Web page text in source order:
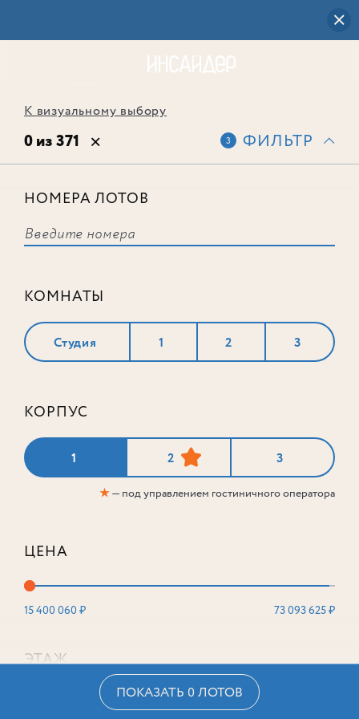
К визуальному выбору
0 из 371 3 ФИЛЬТР
НОМЕРА ЛОТОВ
КОМНАТЫ
Студия 1 2 3
КОРПУС
1 2 3
★— под управлением гостиничного оператора
ЦЕНА
15 400 060 ₽ 73 093 625 ₽
ЭТАЖ
ПОКАЗАТЬ 0 ЛОТОВ
соответствует ни одного лота